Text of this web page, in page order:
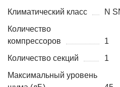
Климатический класс
N
Количество
компрессоров
1
Количество секций
1
Максимальный уровень